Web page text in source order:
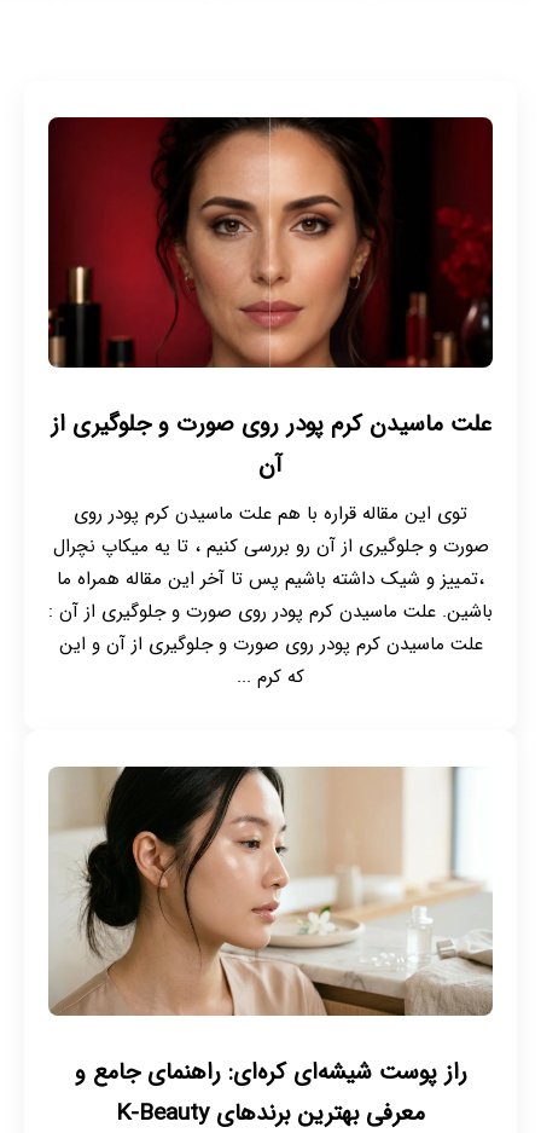
علت ماسیدن کرم پودر روی صورت و جلوگیری از
آن
توی این مقاله قراره با هم علت ماسیدن کرم پودر روی
صورت و جلوگیری از آن رو بررسی کنیم ، تا یه میکاپ نچرال
،تمییز و شیک داشته باشیم پس تا آخر این مقاله همراه ما
باشین. علت ماسیدن کرم پودر روی صورت و جلوگیری از آن :
علت ماسیدن کرم پودر روی صورت و جلوگیری از آن و این
که کرم ...
راز پوست شیشه‌ای کره‌ای: راهنمای جامع و
معرفی بهترین برندهای K-Beauty